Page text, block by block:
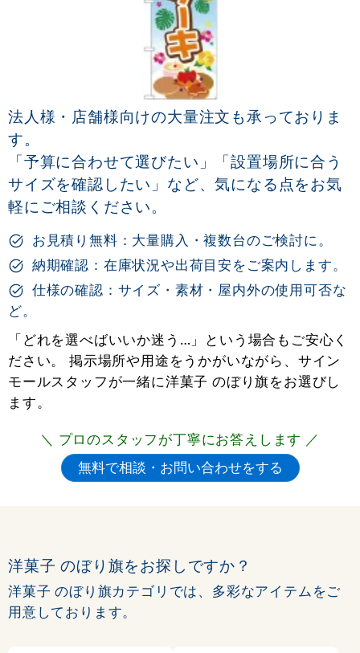
法人様・店舗様向けの大量注文も承っておりま
す。
「予算に合わせて選びたい」「設置場所に合う
サイズを確認したい」など、気になる点をお気
軽にご相談ください。
お見積り無料：大量購入・複数台のご検討に。
納期確認：在庫状況や出荷目安をご案内します。
仕様の確認：サイズ・素材・屋内外の使用可否な
ど。
「どれを選べばいいか迷う…」という場合もご安心く
ださい。 掲示場所や用途をうかがいながら、サイン
モールスタッフが一緒に洋菓子 のぼり旗をお選びし
ます。
＼ プロのスタッフが丁寧にお答えします ／
洋菓子 のぼり旗をお探しですか？
洋菓子 のぼり旗カテゴリでは、多彩なアイテムをご
用意しております。